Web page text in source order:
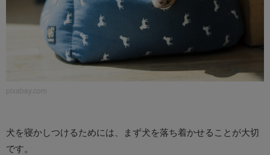
pixabay.com
犬を寝かしつけるためには、まず犬を落ち着かせることが大切
です。